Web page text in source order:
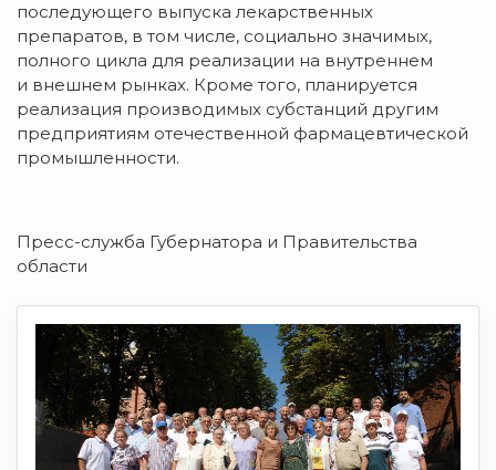
последующего выпуска лекарственных
препаратов, в том числе, социально значимых,
полного цикла для реализации на внутреннем
и внешнем рынках. Кроме того, планируется
реализация производимых субстанций другим
предприятиям отечественной фармацевтической
промышленности.
Пресс-служба Губернатора и Правительства
области